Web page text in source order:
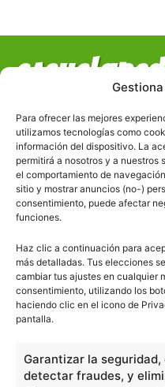
Para ofrecer las mejores
utilizamos tecnologías como
información del dispositivo. La
permitirá a nosotros y a nuestros
el comportamiento de
sitio y mostrar anuncios (no-)
consentimiento, puede afectar
funciones.
Haz clic a continuación para
más detalladas. Tus elecciones
cambiar tus ajustes en cualquier
consentimiento, utilizando los
haciendo clic en el icono de
pantalla.
Garantizar la
detectar fraudes, y
licencia de uso libre. El
obras derivadas de todos
nuestro sitio. Este sitio
informaciónaquí.
Básico
Ciencias
Historia